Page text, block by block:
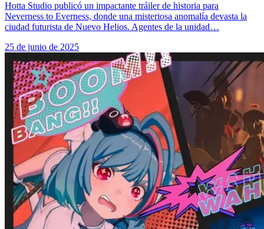
Hotta Studio publicó un impactante tráiler de historia para
Neverness to Everness, donde una misteriosa anomalía devasta la
ciudad futurista de Nuevo Helios. Agentes de la unidad…
25 de junio de 2025